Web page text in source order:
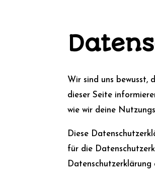
Wir sind uns bewusst,
dieser Seite
wie wir deine
Diese
für die
Datenschutzerklärung